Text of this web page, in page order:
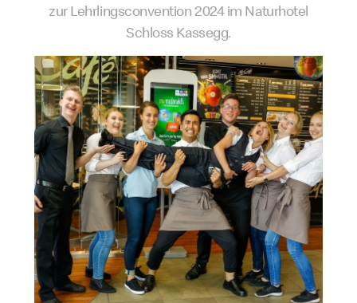
zur Lehrlingsconvention 2024 im Naturhotel
Schloss Kassegg.